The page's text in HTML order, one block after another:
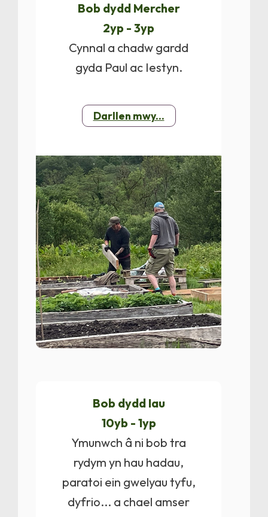
Bob dydd Mercher
2yp - 3yp
Cynnal a chadw gardd
gyda Paul ac Iestyn.
Darllen mwy...
Bob dydd Iau
10yb - 1yp
Ymunwch â ni bob tra
rydym yn hau hadau,
paratoi ein gwelyau tyfu,
dyfrio... a chael amser